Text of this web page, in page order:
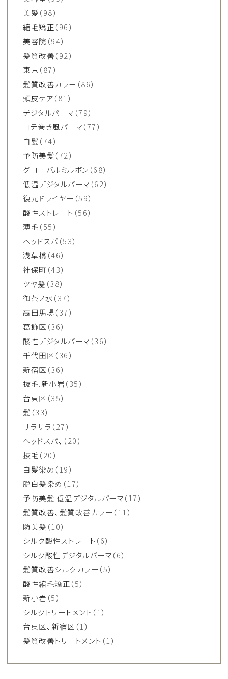
美髪（98）
縮毛矯正（96）
美容院 （94）
髪質改善（92）
東京（87）
髪質改善カラー （86）
頭皮ケア（81）
デジタルパーマ （79）
コテ巻き風パーマ（77）
白髪（74）
予防美髪（72）
グローバルミルボン （68）
低温デジタルパーマ （62）
復元ドライヤー （59）
酸性ストレート （56）
薄毛（55）
ヘッドスパ（53）
浅草橋 （46）
神保町 （43）
ツヤ髪 （38）
御茶ノ水（37）
高田馬場（37）
葛飾区 （36）
酸性デジタルパーマ （36）
千代田区（36）
新宿区 （36）
抜毛.新小岩（35）
台東区 （35）
髪 （33）
サラサラ （27）
ヘッドスパ、 （20）
抜毛（20）
白髪染め （19）
脱白髪染め （17）
予防美髪.低温デジタルパーマ（17）
髪質改善、髪質改善カラー （11）
防美髪 （10）
シルク酸性ストレート （6）
シルク酸性デジタルパーマ（6）
髪質改善シルクカラー （5）
酸性縮毛矯正（5）
新小岩 （5）
シルクトリートメント （1）
台東区、新宿区 （1）
髪質改善トリートメント （1）